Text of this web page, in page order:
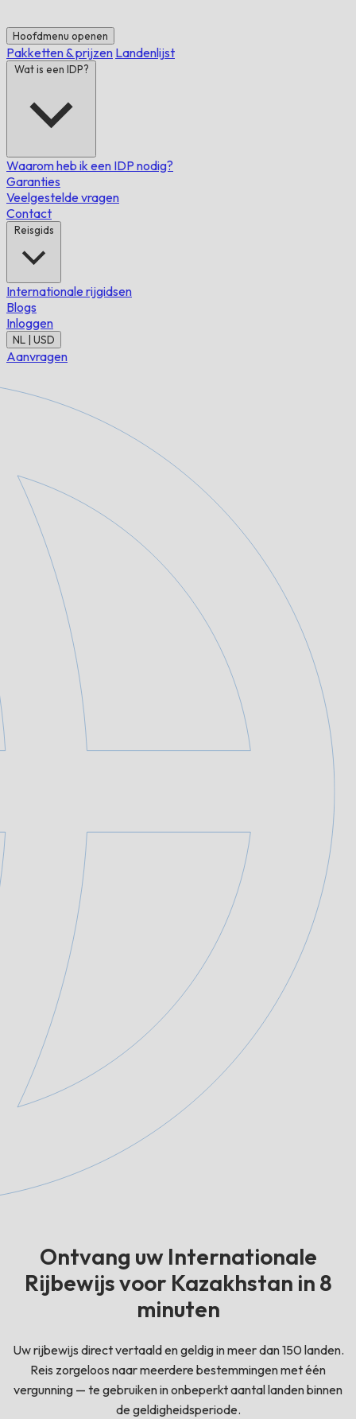
Hoofdmenu openen
Pakketten & prijzen Landenlijst
Wat is een IDP?
Waarom heb ik een IDP nodig?
Garanties
Veelgestelde vragen
Contact
Reisgids
Internationale rijgidsen
Blogs
Inloggen
NL | USD
Aanvragen
Ontvang uw Internationale
Rijbewijs voor Kazakhstan in 8
minuten
Uw rijbewijs direct vertaald en geldig in meer dan 150 landen.
Reis zorgeloos naar meerdere bestemmingen met één
vergunning — te gebruiken in onbeperkt aantal landen binnen
de geldigheidsperiode.